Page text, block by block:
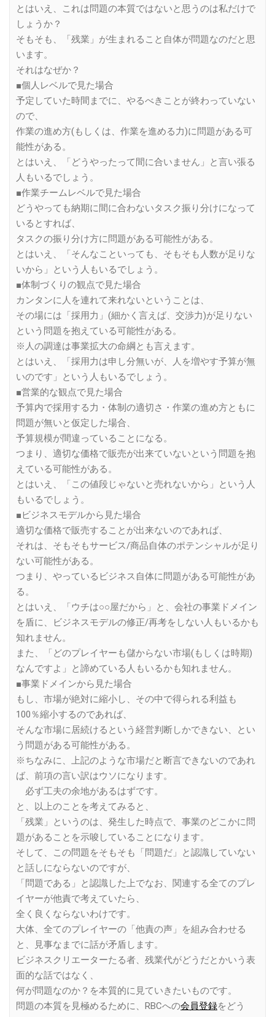
とはいえ、これは問題の本質ではないと思うのは私だけで
しょうか？
そもそも、「残業」が生まれること自体が問題なのだと思
います。
それはなぜか？
■個人レベルで見た場合
予定していた時間までに、やるべきことが終わっていない
ので、
作業の進め方(もしくは、作業を進める力)に問題がある可
能性がある。
とはいえ、「どうやったって間に合いません」と言い張る
人もいるでしょう。
■作業チームレベルで見た場合
どうやっても納期に間に合わないタスク振り分けになって
いるとすれば、
タスクの振り分け方に問題がある可能性がある。
とはいえ、「そんなこといっても、そもそも人数が足りな
いから」という人もいるでしょう。
■体制づくりの観点で見た場合
カンタンに人を連れて来れないということは、
その場には「採用力」(細かく言えば、交渉力)が足りない
という問題を抱えている可能性がある。
※人の調達は事業拡大の命綱とも言えます。
とはいえ、「採用力は申し分無いが、人を増やす予算が無
いのです」という人もいるでしょう。
■営業的な観点で見た場合
予算内で採用する力・体制の適切さ・作業の進め方ともに
問題が無いと仮定した場合、
予算規模が間違っていることになる。
つまり、適切な価格で販売が出来ていないという問題を抱
えている可能性がある。
とはいえ、「この値段じゃないと売れないから」という人
もいるでしょう。
■ビジネスモデルから見た場合
適切な価格で販売することが出来ないのであれば、
それは、そもそもサービス/商品自体のポテンシャルが足り
ない可能性がある。
つまり、やっているビジネス自体に問題がある可能性があ
る。
とはいえ、「ウチは○○屋だから」と、会社の事業ドメイン
を盾に、ビジネスモデルの修正/再考をしない人もいるかも
知れません。
また、「どのプレイヤーも儲からない市場(もしくは時期)
なんですよ」と諦めている人もいるかも知れません。
■事業ドメインから見た場合
もし、市場が絶対に縮小し、その中で得られる利益も
100％縮小するのであれば、
そんな市場に居続けるという経営判断しかできない、とい
う問題がある可能性がある。
※ちなみに、上記のような市場だと断言できないのであれ
ば、前項の言い訳はウソになります。
必ず工夫の余地があるはずです。
と、以上のことを考えてみると、
「残業」というのは、発生した時点で、事業のどこかに問
題があることを示唆していることになります。
そして、この問題をそもそも「問題だ」と認識していない
と話しにならないのですが、
「問題である」と認識した上でなお、関連する全てのプレ
イヤーが他責で考えていたら、
全く良くならないわけです。
大体、全てのプレイヤーの「他責の声」を組み合わせる
と、見事なまでに話が矛盾します。
ビジネスクリエーターたる者、残業代がどうだとかいう表
面的な話ではなく、
何が問題なのか？を本質的に見ていきたいものです。
問題の本質を見極めるために、RBCへの会員登録をどう